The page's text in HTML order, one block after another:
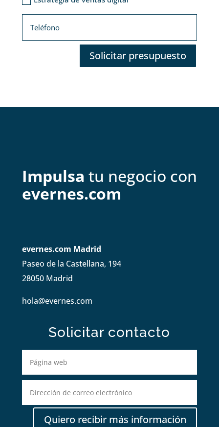
Solicitar presupuesto
Impulsa tu negocio con
evernes.com
evernes.com Madrid
Paseo de la Castellana, 194
28050 Madrid
hola@evernes.com
Solicitar contacto
Quiero recibir más información